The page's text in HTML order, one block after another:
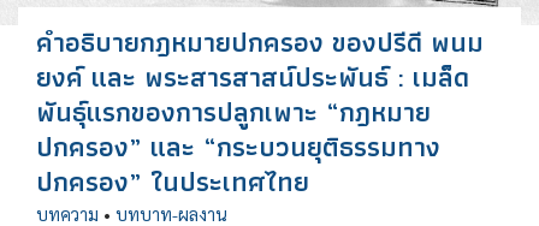
คำอธิบายกฎหมายปกครอง ของปรีดี พนม
ยงค์ และ พระสารสาสน์ประพันธ์ : เมล็ด
พันธุ์แรกของการปลูกเพาะ “กฎหมาย
ปกครอง” และ “กระบวนยุติธรรมทาง
ปกครอง” ในประเทศไทย
บทความ • บทบาท-ผลงาน